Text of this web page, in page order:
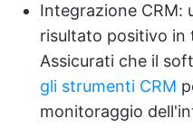
Integrazione CRM:
risultato positivo in
Assicurati che il
gli strumenti CRM
monitoraggio